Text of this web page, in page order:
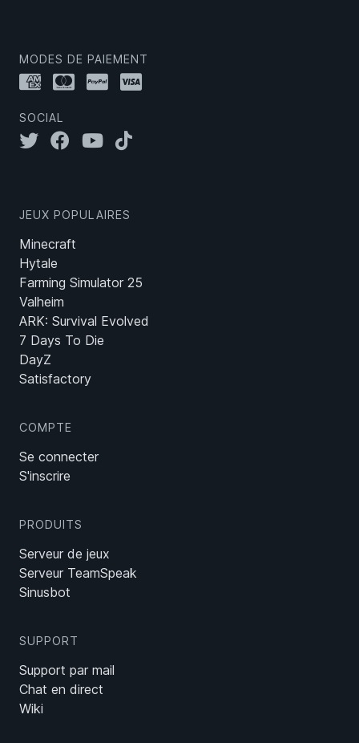
MODES DE PAIEMENT
SOCIAL
JEUX POPULAIRES
Minecraft
Hytale
Farming Simulator 25
Valheim
ARK: Survival Evolved
7 Days To Die
DayZ
Satisfactory
COMPTE
Se connecter
S'inscrire
PRODUITS
Serveur de jeux
Serveur TeamSpeak
Sinusbot
SUPPORT
Support par mail
Chat en direct
Wiki